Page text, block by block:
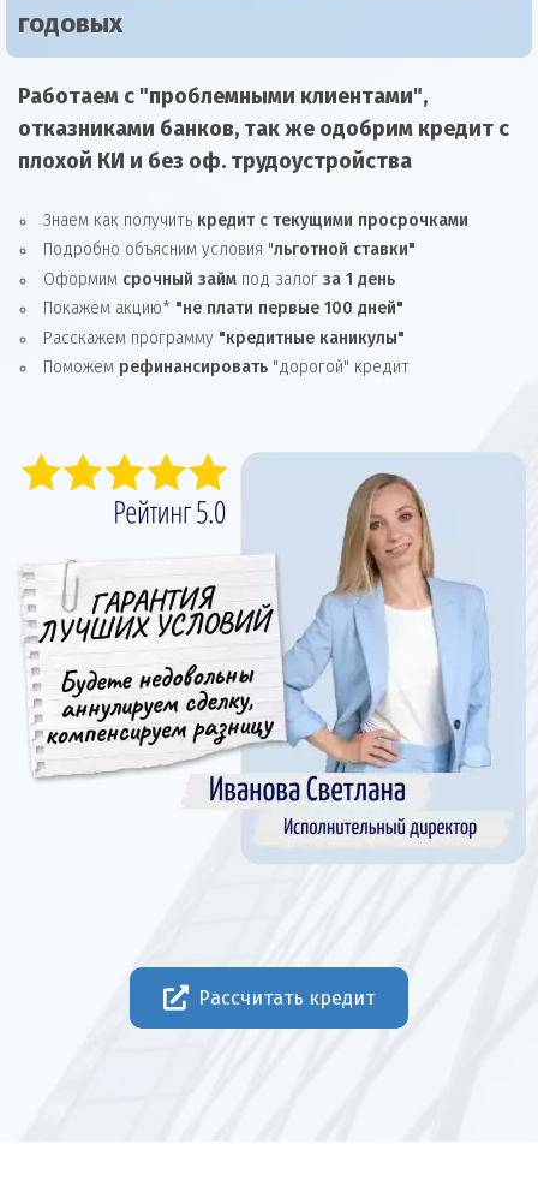
годовых
Работаем с "проблемными клиентами",
отказниками банков, так же одобрим кредит с
плохой КИ и без оф. трудоустройства
Знаем как получить кредит с текущими просрочками
Подробно объясним условия "льготной ставки"
Оформим срочный займ под залог за 1 день
Покажем акцию* "не плати первые 100 дней"
Расскажем программу "кредитные каникулы"
Поможем рефинансировать "дорогой" кредит
Рассчитать кредит